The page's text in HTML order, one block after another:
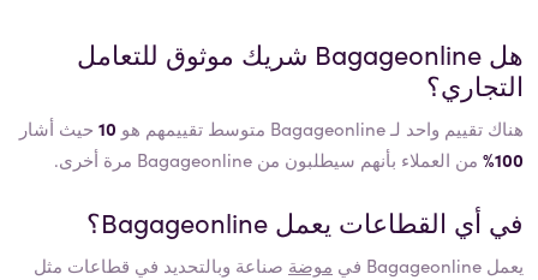
هل Bagageonline شريك موثوق للتعامل
التجاري؟
هناك تقييم واحد لـ Bagageonline متوسط ​​تقييمهم هو 10 حيث أشار
100%
من العملاء بأنهم سيطلبون من Bagageonline مرة أخرى.
في أي القطاعات يعمل Bagageonline؟
يعمل Bagageonline في موضة صناعة وبالتحديد في قطاعات مثل